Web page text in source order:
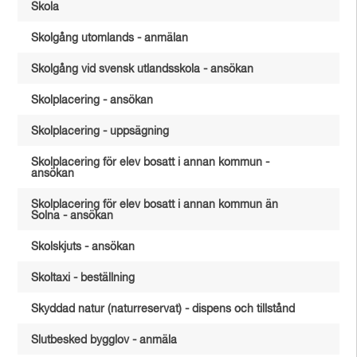
Skola
Skolgång utomlands - anmälan
Skolgång vid svensk utlandsskola - ansökan
Skolplacering - ansökan
Skolplacering - uppsägning
Skolplacering för elev bosatt i annan kommun -
ansökan
Skolplacering för elev bosatt i annan kommun än
Solna - ansökan
Skolskjuts - ansökan
Skoltaxi - beställning
Skyddad natur (naturreservat) - dispens och tillstånd
Slutbesked bygglov - anmäla